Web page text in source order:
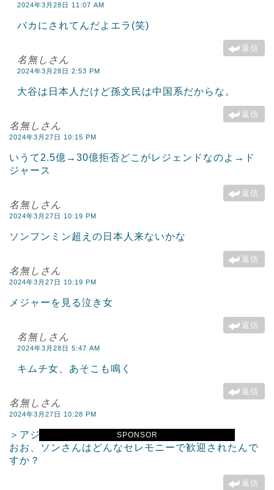
SPONSOR
2024年3月28日 11:07 AM
バカにされてんだよエラ(笑)
返信
名無しさん
2024年3月28日 2:53 PM
大谷は日本人だけど孫文民は中国系だからな。
返信
名無しさん
2024年3月27日 10:15 PM
いうて2.5億→30億拒否どこがレジェンドなのよ→ド
ジャース
返信
名無しさん
2024年3月27日 10:19 PM
ソンフンミン超えの日本人来ないかな
返信
名無しさん
2024年3月27日 10:19 PM
メジャーを見る泣き女
返信
名無しさん
2024年3月28日 5:47 AM
キムチ女、あそこも鳴く
返信
名無しさん
2024年3月27日 10:28 PM
＞アジアのサッカーはソン・フンミン
おお、ソンさんはどんなセレモニーで歓迎されたんで
すか？
返信